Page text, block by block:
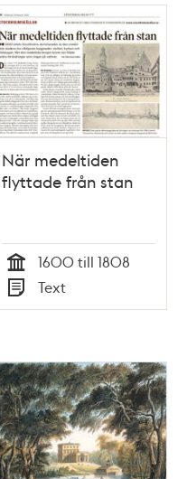
När medeltiden
flyttade från stan
Tid
1600 till 1808
Typ
Text